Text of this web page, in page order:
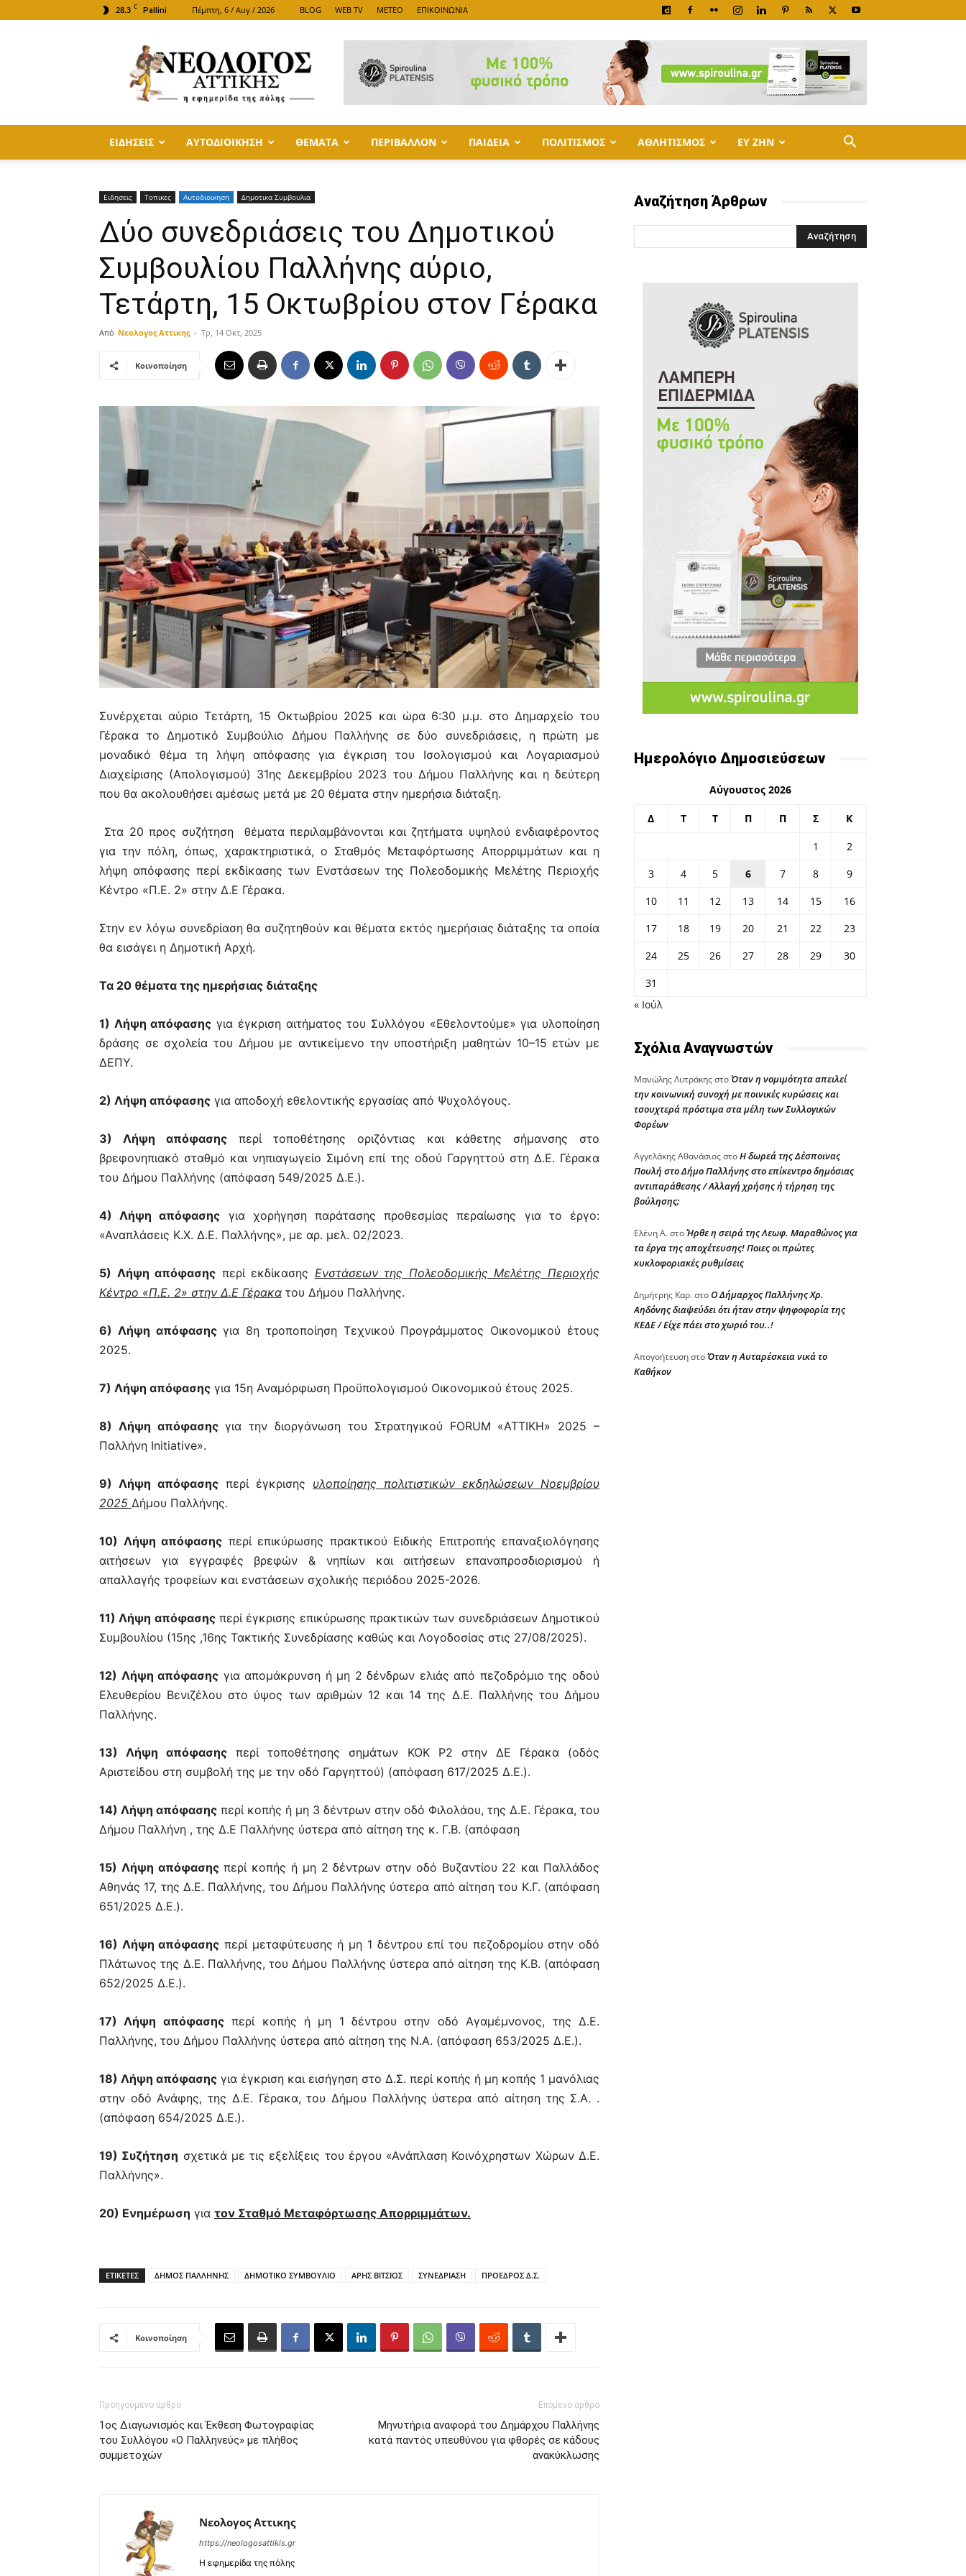
28.3 C Pallini Πέμπτη, 6 / Αυγ / 2026 BLOG WEB TV METEO ΕΠΙΚΟΙΝΩΝΙΑ
ΑΤΤΙΚΗΣ
ΕΙΔΗΣΕΙΣ ΑΥΤΟΔΙΟΙΚΗΣΗ ΘΕΜΑΤΑ ΠΕΡΙΒΑΛΛΟΝ ΠΑΙΔΕΙΑ ΠΟΛΙΤΙΣΜΟΣ ΑΘΛΗΤΙΣΜΟΣ ΕΥ ΖΗΝ
Ειδησεις Τοπικες Αυτοδιοικηση Δημοτικα Συμβουλια
Δύο συνεδριάσεις του Δημοτικού
Συμβουλίου Παλλήνης αύριο,
Τετάρτη, 15 Οκτωβρίου στον Γέρακα
Από Νεολογος Αττικης - Τρ, 14 Οκτ, 2025
Κοινοποίηση
Συνέρχεται αύριο Τετάρτη, 15 Οκτωβρίου 2025 και ώρα 6:30 μ.μ. στο Δημαρχείο του
Γέρακα το Δημοτικό Συμβούλιο Δήμου Παλλήνης σε δύο συνεδριάσεις, η πρώτη με
μοναδικό θέμα τη λήψη απόφασης για έγκριση του Ισολογισμού και Λογαριασμού
Διαχείρισης (Απολογισμού) 31ης Δεκεμβρίου 2023 του Δήμου Παλλήνης και η δεύτερη
που θα ακολουθήσει αμέσως μετά με 20 θέματα στην ημερήσια διάταξη.
Στα 20 προς συζήτηση θέματα περιλαμβάνονται και ζητήματα υψηλού ενδιαφέροντος
για την πόλη, όπως, χαρακτηριστικά, ο Σταθμός Μεταφόρτωσης Απορριμμάτων και η
λήψη απόφασης περί εκδίκασης των Ενστάσεων της Πολεοδομικής Μελέτης Περιοχής
Κέντρο «Π.Ε. 2» στην Δ.Ε Γέρακα.
Στην εν λόγω συνεδρίαση θα συζητηθούν και θέματα εκτός ημερήσιας διάταξης τα οποία
θα εισάγει η Δημοτική Αρχή.
Τα 20 θέματα της ημερήσιας διάταξης
1) Λήψη απόφασης για έγκριση αιτήματος του Συλλόγου «Εθελοντούμε» για υλοποίηση
δράσης σε σχολεία του Δήμου με αντικείμενο την υποστήριξη μαθητών 10–15 ετών με
ΔΕΠΥ.
2) Λήψη απόφασης για αποδοχή εθελοντικής εργασίας από Ψυχολόγους.
3) Λήψη απόφασης περί τοποθέτησης οριζόντιας και κάθετης σήμανσης στο
βρεφονηπιακό σταθμό και νηπιαγωγείο Σιμόνη επί της οδού Γαργηττού στη Δ.Ε. Γέρακα
του Δήμου Παλλήνης (απόφαση 549/2025 Δ.Ε.).
4) Λήψη απόφασης για χορήγηση παράτασης προθεσμίας περαίωσης για το έργο:
«Αναπλάσεις Κ.Χ. Δ.Ε. Παλλήνης», με αρ. μελ. 02/2023.
5) Λήψη απόφασης περί εκδίκασης Ενστάσεων της Πολεοδομικής Μελέτης Περιοχής
Κέντρο «Π.Ε. 2» στην Δ.Ε Γέρακα του Δήμου Παλλήνης.
6) Λήψη απόφασηςγια 8η τροποποίηση Τεχνικού Προγράμματος Οικονομικού έτους
2025.
7) Λήψη απόφασης για 15η Αναμόρφωση Προϋπολογισμού Οικονομικού έτους 2025.
8) Λήψη απόφασηςγια την διοργάνωση του Στρατηγικού FORUM «ΑΤΤΙΚΗ» 2025 –
Παλλήνη Initiative».
9) Λήψη απόφασης περί έγκρισης υλοποίησης πολιτιστικών εκδηλώσεων Νοεμβρίου
2025 Δήμου Παλλήνης.
10) Λήψη απόφασης περί επικύρωσης πρακτικού Ειδικής Επιτροπής επαναξιολόγησης
αιτήσεων για εγγραφές βρεφών & νηπίων και αιτήσεων επαναπροσδιορισμού ή
απαλλαγής τροφείων και ενστάσεων σχολικής περιόδου 2025-2026.
11) Λήψη απόφασηςπερί έγκρισης επικύρωσης πρακτικών των συνεδριάσεων Δημοτικού
Συμβουλίου (15ης ,16ης Τακτικής Συνεδρίασης καθώς και Λογοδοσίας στις 27/08/2025).
12) Λήψη απόφασης για απομάκρυνση ή μη 2 δένδρων ελιάς από πεζοδρόμιο της οδού
Ελευθερίου Βενιζέλου στο ύψος των αριθμών 12 και 14 της Δ.Ε. Παλλήνης του Δήμου
Παλλήνης.
13) Λήψη απόφασης περί τοποθέτησης σημάτων ΚΟΚ Ρ2 στην ΔΕ Γέρακα (οδός
Αριστείδου στη συμβολή της με την οδό Γαργηττού) (απόφαση 617/2025 Δ.Ε.).
14) Λήψη απόφασης περί κοπής ή μη 3 δέντρων στην οδό Φιλολάου, της Δ.Ε. Γέρακα, του
Δήμου Παλλήνη , της Δ.Ε Παλλήνης ύστερα από αίτηση της κ. Γ.Β. (απόφαση
15) Λήψη απόφασηςπερί κοπής ή μη 2 δέντρων στην οδό Βυζαντίου 22 και Παλλάδος
Αθηνάς 17, της Δ.Ε. Παλλήνης, του Δήμου Παλλήνης ύστερα από αίτηση του Κ.Γ. (απόφαση
651/2025 Δ.Ε.).
16) Λήψη απόφασης περί μεταφύτευσης ή μη 1 δέντρου επί του πεζοδρομίου στην οδό
Πλάτωνος της Δ.Ε. Παλλήνης, του Δήμου Παλλήνης ύστερα από αίτηση της Κ.Β. (απόφαση
652/2025 Δ.Ε.).
17) Λήψη απόφασηςπερί κοπής ή μη 1 δέντρου στην οδό Αγαμέμνονος, της Δ.Ε.
Παλλήνης, του Δήμου Παλλήνης ύστερα από αίτηση της Ν.Α. (απόφαση 653/2025 Δ.Ε.).
18) Λήψη απόφασης για έγκριση και εισήγηση στο Δ.Σ. περί κοπής ή μη κοπής 1 μανόλιας
στην οδό Ανάφης, της Δ.Ε. Γέρακα, του Δήμου Παλλήνης ύστερα από αίτηση της Σ.Α. .
(απόφαση 654/2025 Δ.Ε.).
19) Συζήτηση σχετικά με τις εξελίξεις του έργου «Ανάπλαση Κοινόχρηστων Χώρων Δ.Ε.
Παλλήνης».
20) Ενημέρωση για τον Σταθμό Μεταφόρτωσης Απορριμμάτων.
ΕΤΙΚΕΤΕΣ ΔΗΜΟΣ ΠΑΛΛΗΝΗΣ ΔΗΜΟΤΙΚΟ ΣΥΜΒΟΥΛΙΟ ΑΡΗΣ ΒΙΤΣΙΟΣ ΣΥΝΕΔΡΙΑΣΗ ΠΡΟΕΔΡΟΣ Δ.Σ.
Κοινοποίηση
Προηγούμενο άρθρο
1ος Διαγωνισμός και Έκθεση Φωτογραφίας
του Συλλόγου «Ο Παλληνεύς» με πλήθος
συμμετοχών
Επόμενο άρθρο
Μηνυτήρια αναφορά του Δημάρχου Παλλήνης
κατά παντός υπευθύνου για φθορές σε κάδους
ανακύκλωσης
Νεολογος Αττικης
https://neologosattikis.gr
Η εφημερίδα της πόλης
Αναζήτηση Άρθρων
Ημερολόγιο Δημοσιεύσεων
Αύγουστος 2026
Δ Τ Τ Π Π Σ Κ
1
2
3
4 5 6 7 8
9
10
11 12 13 14 15
16
17
18 19 20 21 22
23
24
25 26 27 28 29
30
31
« Ιούλ
Σχόλια Αναγνωστών
Μανώλης ΛυτράκηςστοΌταν η νομιμότητα απειλεί
την κοινωνική συνοχή με ποινικές κυρώσεις και
τσουχτερά πρόστιμα στα μέλη των Συλλογικών
Φορέων
Αγγελάκης ΑθανάσιοςστοΗ δωρεά της Δέσποινας
Πουλή στο Δήμο Παλλήνης στο επίκεντρο δημόσιας
αντιπαράθεσης / Αλλαγή χρήσης ή τήρηση της
βούλησης;
Ελένη Α.στοΉρθε η σειρά της Λεωφ. Μαραθώνος για
τα έργα της αποχέτευσης! Ποιες οι πρώτες
κυκλοφοριακές ρυθμίσεις
Δημήτρης Καρ.στοΟ Δήμαρχος Παλλήνης Χρ.
Αηδόνης διαψεύδει ότι ήταν στην ψηφοφορία της
ΚΕΔΕ / Είχε πάει στο χωριό του..!
ΑπογοήτευσηστοΌταν η Αυταρέσκεια νικά το
Καθήκον